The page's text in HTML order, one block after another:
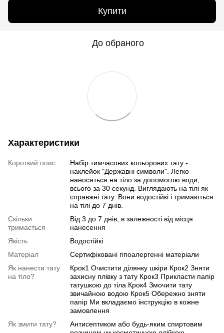
Купити
До обраного
Характеристики
Короткий опис
Набір тимчасових кольорових тату -
наклейок "Державні символи". Легко
наносяться на тіло за допомогою води,
всього за 30 секунд. Виглядають на тілі як
справжні тату. Вони водостійкі і тримаються
на тілі до 7 днів.
Скільки
тримається
Від 3 до 7 днів, в залежності від місця
нанесення
Якість
Водостійкі
Матеріал
Сертифіковані гіпоалергенні матеріали
Як нанести тату
на тіло?
Крок1 Очистити ділянку шкіри Крок2 Зняти
захисну плівку з тату Крок3 Прикласти папір
татушкою до тіла Крок4 Змочити тату
звичайною водою Крок5 Обережно зняти
папір Ми вкладаємо інструкцію в кожне
замовлення
Як змити тату?
Антисептиком або будь-яким спиртовим